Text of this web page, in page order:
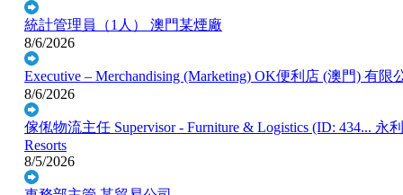
統計管理員（1人） 澳門某煙廠
8/6/2026
Executive – Merchandising (Marketing) OK便利店 (澳門) 有限
8/6/2026
傢俬物流主任 Supervisor - Furniture & Logistics (ID: 434... 永
Resorts
8/5/2026